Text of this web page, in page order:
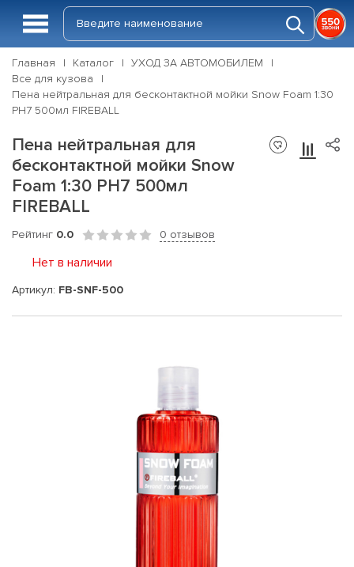
Главная Каталог
УХОД ЗА АВТОМОБИЛЕМ
Все для кузова
Пена нейтральная для бесконтактной мойки Snow Foam 1:30
PH7 500мл FIREBALL
Пена нейтральная для
бесконтактной мойки Snow
Foam 1:30 PH7 500мл
FIREBALL
Рейтинг 0.0 0 отзывов
Нет в наличии
Артикул: FB-SNF-500